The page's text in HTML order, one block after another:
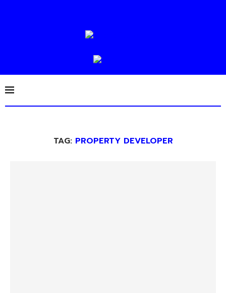
TAG: PROPERTY DEVELOPER